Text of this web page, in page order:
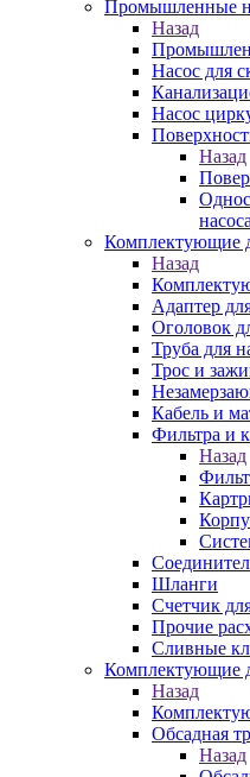
Промышленные
Назад
Насос для
Насос
Назад
насоса
Комплектующие
Назад
Адаптер
Оголовок
Труба для
Трос и
Кабель и
Фильтра и
Назад
Шланги
Счетчик
Прочие
Сливные
Комплектующие
Назад
Обсадная
Назад